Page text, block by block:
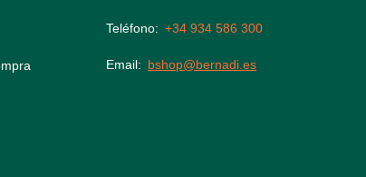
Teléfono +34 934 586 300
Email bshop@bernadi.es